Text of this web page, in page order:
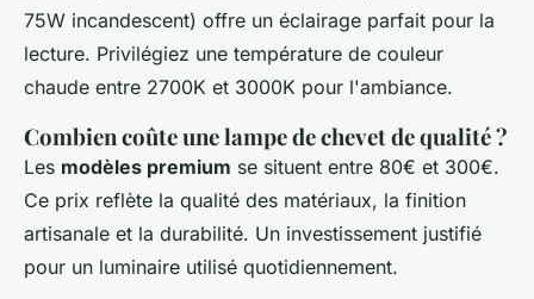
75W incandescent) offre un éclairage parfait pour la
lecture. Privilégiez une température de couleur
chaude entre 2700K et 3000K pour l'ambiance.
Combien coûte une lampe de chevet de qualité ?
Les modèles premium se situent entre 80€ et 300€.
Ce prix reflète la qualité des matériaux, la finition
artisanale et la durabilité. Un investissement justifié
pour un luminaire utilisé quotidiennement.